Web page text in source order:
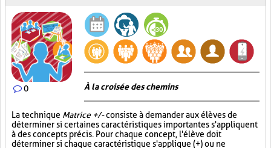
0 À la croisée des chemins
La technique Matrice +/-consiste à demander aux élèves de
déterminer si certaines caractéristiques importantes s'appliquent
à des concepts précis. Pour chaque concept, l'élève doit
déterminer si chaque caractéristique s'applique (+) ou ne